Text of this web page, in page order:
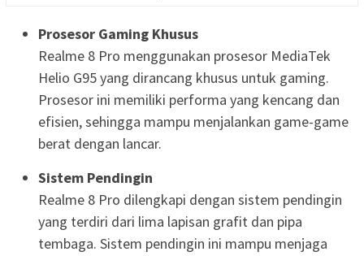
Prosesor Gaming Khusus
Realme 8 Pro menggunakan prosesor MediaTek
Helio G95 yang dirancang khusus untuk gaming.
Prosesor ini memiliki performa yang kencang dan
efisien, sehingga mampu menjalankan game-game
berat dengan lancar.
Sistem Pendingin
Realme 8 Pro dilengkapi dengan sistem pendingin
yang terdiri dari lima lapisan grafit dan pipa
tembaga. Sistem pendingin ini mampu menjaga